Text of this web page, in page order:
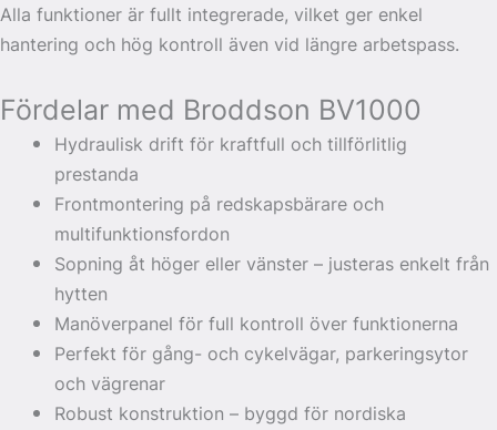
Alla funktioner är fullt integrerade, vilket ger enkel
hantering och hög kontroll även vid längre arbetspass.
Fördelar med Broddson BV1000
Hydraulisk drift för kraftfull och tillförlitlig
prestanda
Frontmontering på redskapsbärare och
multifunktionsfordon
Sopning åt höger eller vänster – justeras enkelt från
hytten
Manöverpanel för full kontroll över funktionerna
Perfekt för gång- och cykelvägar, parkeringsytor
och vägrenar
Robust konstruktion – byggd för nordiska